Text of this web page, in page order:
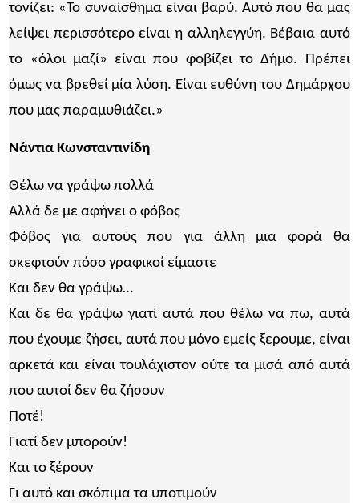
τονίζει: «Το συναίσθημα είναι βαρύ. Αυτό που θα μας
λείψει περισσότερο είναι η αλληλεγγύη. Βέβαια αυτό
το «όλοι μαζί» είναι που φοβίζει το Δήμο. Πρέπει
όμως να βρεθεί μία λύση. Είναι ευθύνη του Δημάρχου
που μας παραμυθιάζει.»
Νάντια Κωνσταντινίδη
Θέλω να γράψω πολλά
Αλλά δε με αφήνει ο φόβος
Φόβος για αυτούς που για άλλη μια φορά θα
σκεφτούν πόσο γραφικοί είμαστε
Και δεν θα γράψω…
Και δε θα γράψω γιατί αυτά που θέλω να πω, αυτά
που έχουμε ζήσει, αυτά που μόνο εμείς ξερουμε, είναι
αρκετά και είναι τουλάχιστον ούτε τα μισά από αυτά
που αυτοί δεν θα ζήσουν
Ποτέ!
Γιατί δεν μπορούν!
Και το ξέρουν
Γι αυτό και σκόπιμα τα υποτιμούν